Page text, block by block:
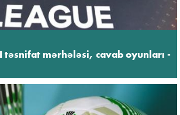
təsnifat mərhələsi, cavab oyunları -